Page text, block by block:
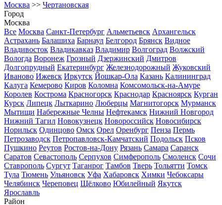
Москва >> Чертановская
Город
Москва
Все Москва Санкт-Петербург Альметьевск Архангельск
Астрахань Балашиха Барнаул Белгород Брянск Видное
Владивосток Владикавказ Владимир Волгоград Волжский
Вологда Воронеж Грозный Дзержинский Дмитров
Долгопрудный Екатеринбург Железнодорожный Жуковский
Иваново Ижевск Иркутск Йошкар-Ола Казань Калининград
Калуга Кемерово Киров Коломна Комсомольск-на-Амуре
Королев Кострома Красногорск Краснодар Красноярск Курган
Курск Липецк Лыткарино Люберцы Магнитогорск Мурманск
Мытищи Набережные Челны Нефтекамск Нижний Новгород
Нижний Тагил Новокузнецк Новороссийск Новосибирск
Норильск Одинцово Омск Орел Оренбург Пенза Пермь
Петрозаводск Петропавловск-Камчатский Подольск Псков
Пушкино Реутов Ростов-на-Дону Рязань Самара Саранск
Саратов Севастополь Серпухов Симферополь Смоленск Сочи
Ставрополь Сургут Таганрог Тамбов Тверь Тольятти Томск
Тула Тюмень Ульяновск Уфа Хабаровск Химки Чебоксары
Челябинск Череповец Щёлково Юбилейный Якутск
Ярославль
Район